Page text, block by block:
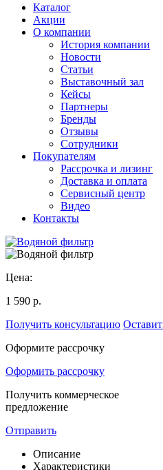
Каталог
Акции
О компании
История компании
Новости
Статьи
Выставочный зал
Кейсы
Партнеры
Бренды
Отзывы
Сотрудники
Покупателям
Рассрочка и лизинг
Доставка и оплата
Сервисный центр
Видео
Контакты
Цена:
1 590 р.
Получить консультацию
Оформите рассрочку
Оформить рассрочку
Получить коммерческое
предложение
Отправить
Описание
Характеристики